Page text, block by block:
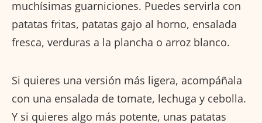
muchísimas guarniciones. Puedes servirla con
patatas fritas, patatas gajo al horno, ensalada
fresca, verduras a la plancha o arroz blanco.
Si quieres una versión más ligera, acompáñala
con una ensalada de tomate, lechuga y cebolla.
Y si quieres algo más potente, unas patatas